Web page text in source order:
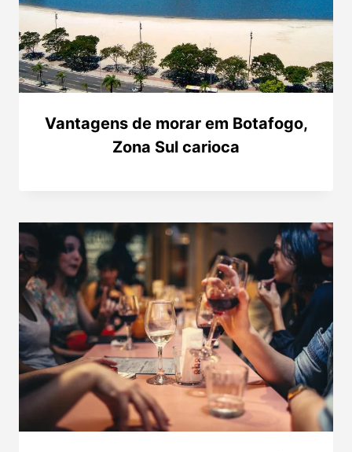
Vantagens de morar em Botafogo,
Zona Sul carioca